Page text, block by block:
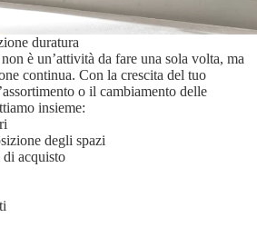
duratura
è un’attività da fare una sola volta, ma
continua. Con la crescita del tuo
o il cambiamento delle
insieme:
degli spazi
di acquisto